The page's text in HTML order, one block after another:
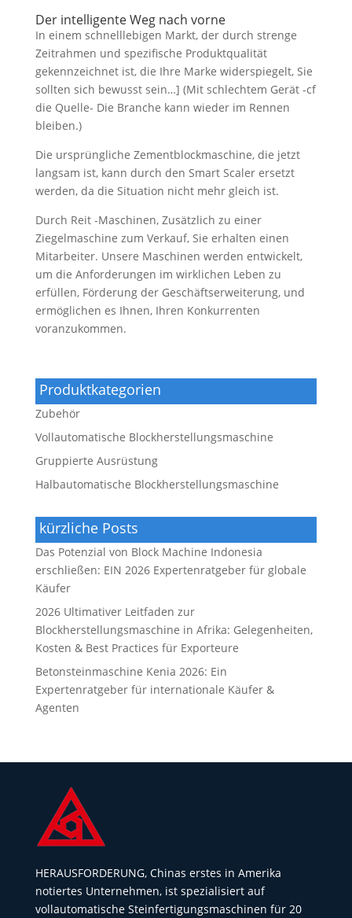
Der intelligente Weg nach vorne
In einem schnelllebigen Markt, der durch strenge
Zeitrahmen und spezifische Produktqualität
gekennzeichnet ist, die Ihre Marke widerspiegelt, Sie
sollten sich bewusst sein…] (Mit schlechtem Gerät -cf
die Quelle- Die Branche kann wieder im Rennen
bleiben.)
Die ursprüngliche Zementblockmaschine, die jetzt
langsam ist, kann durch den Smart Scaler ersetzt
werden, da die Situation nicht mehr gleich ist.
Durch Reit -Maschinen, Zusätzlich zu einer
Ziegelmaschine zum Verkauf, Sie erhalten einen
Mitarbeiter. Unsere Maschinen werden entwickelt,
um die Anforderungen im wirklichen Leben zu
erfüllen, Förderung der Geschäftserweiterung, und
ermöglichen es Ihnen, Ihren Konkurrenten
voranzukommen.
Produktkategorien
Zubehör
Vollautomatische Blockherstellungsmaschine
Gruppierte Ausrüstung
Halbautomatische Blockherstellungsmaschine
kürzliche Posts
Das Potenzial von Block Machine Indonesia
erschließen: EIN 2026 Expertenratgeber für globale
Käufer
2026 Ultimativer Leitfaden zur
Blockherstellungsmaschine in Afrika: Gelegenheiten,
Kosten & Best Practices für Exporteure
Betonsteinmaschine Kenia 2026: Ein
Expertenratgeber für internationale Käufer &
Agenten
HERAUSFORDERUNG, Chinas erstes in Amerika
notiertes Unternehmen, ist spezialisiert auf
vollautomatische Steinfertigungsmaschinen für 20